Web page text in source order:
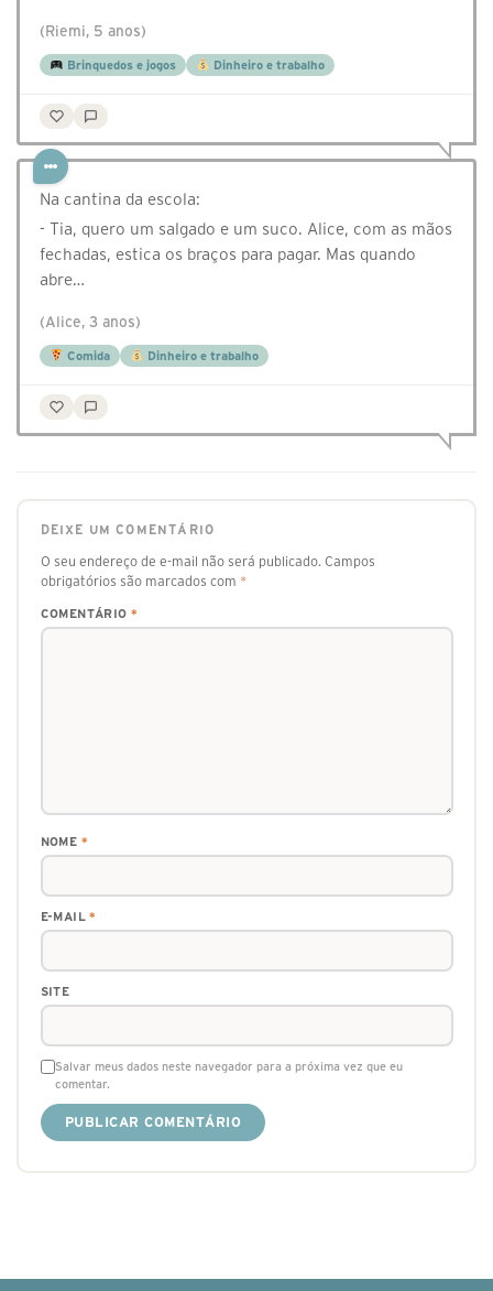
(Riemi, 5 anos)
Brinquedos e jogos Dinheiro e trabalho
Na cantina da escola:
- Tia, quero um salgado e um suco. Alice, com as mãos
fechadas, estica os braços para pagar. Mas quando
abre…
(Alice, 3 anos)
Comida Dinheiro e trabalho
DEIXE UM COMENTÁRIO
O seu endereço de e-mail não será publicado. Campos
obrigatórios são marcados com *
COMENTÁRIO *
NOME *
E-MAIL*
SITE
Salvar meus dados neste navegador para a próxima vez que eu
comentar.